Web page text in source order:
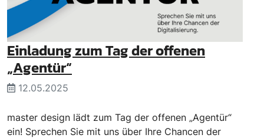
Einladung zum Tag der offenen
„Agentür“
12.05.2025
master design lädt zum Tag der offenen „Agentür“
ein! Sprechen Sie mit uns über Ihre Chancen der